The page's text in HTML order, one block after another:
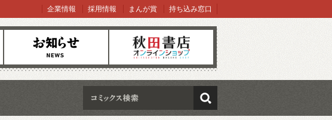
お知らせ オンラインショップ
企業情報 採用情報 まんが賞 持ち込み窓口
検索